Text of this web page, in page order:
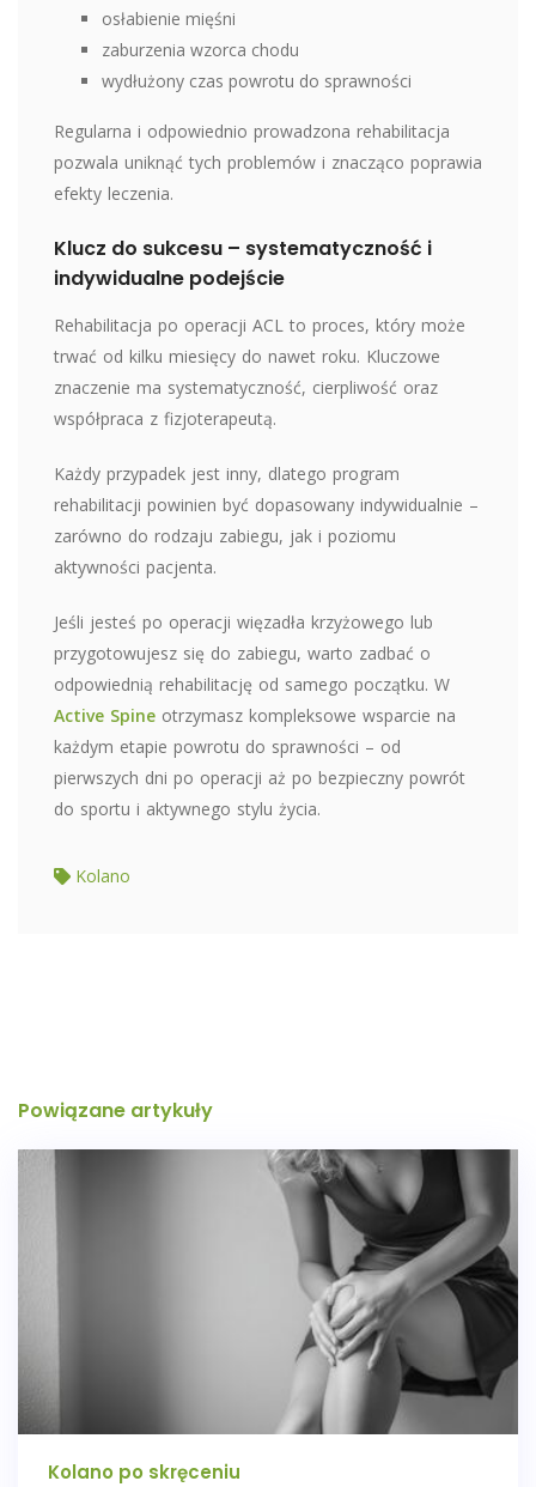
osłabienie mięśni
zaburzenia wzorca chodu
wydłużony czas powrotu do sprawności
Regularna i odpowiednio prowadzona rehabilitacja
pozwala uniknąć tych problemów i znacząco poprawia
efekty leczenia.
Klucz do sukcesu – systematyczność i
indywidualne podejście
Rehabilitacja po operacji ACL to proces, który może
trwać od kilku miesięcy do nawet roku. Kluczowe
znaczenie ma systematyczność, cierpliwość oraz
współpraca z fizjoterapeutą.
Każdy przypadek jest inny, dlatego program
rehabilitacji powinien być dopasowany indywidualnie –
zarówno do rodzaju zabiegu, jak i poziomu
aktywności pacjenta.
Jeśli jesteś po operacji więzadła krzyżowego lub
przygotowujesz się do zabiegu, warto zadbać o
odpowiednią rehabilitację od samego początku. W
Active Spine otrzymasz kompleksowe wsparcie na
każdym etapie powrotu do sprawności – od
pierwszych dni po operacji aż po bezpieczny powrót
do sportu i aktywnego stylu życia.
Kolano
Powiązane artykuły
Kolano po skręceniu